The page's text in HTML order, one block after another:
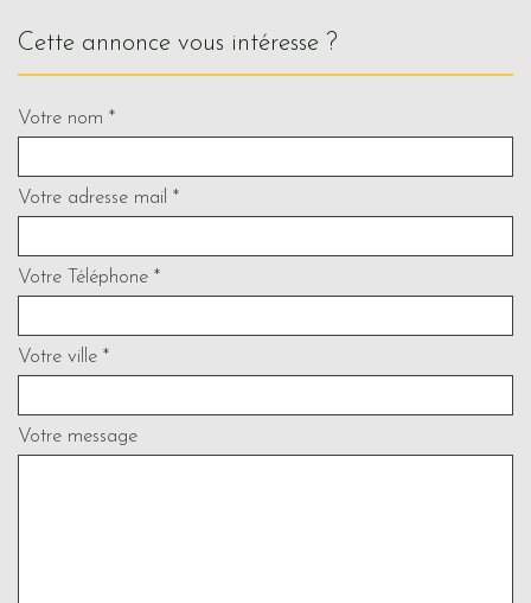
cette annonce vous intéresse ?
Votre nom *
Votre adresse mail *
Votre Téléphone *
Votre ville *
Votre message